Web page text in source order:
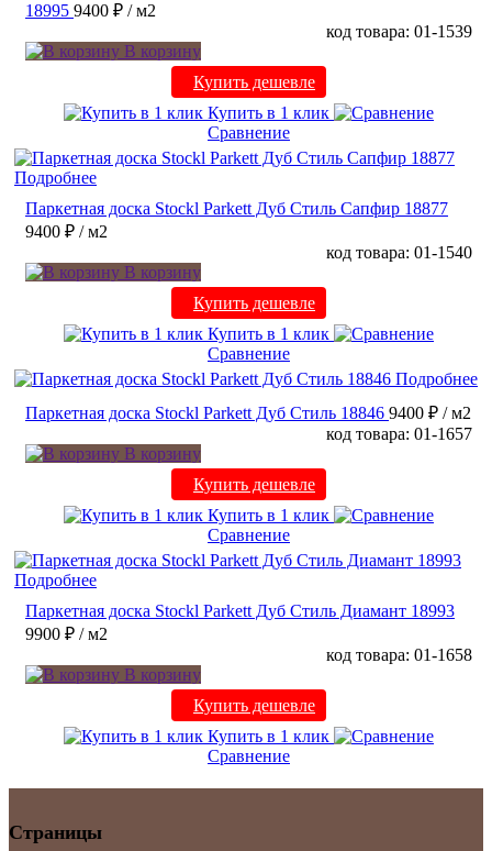
18995 9400 ₽ / м2
код товара: 01-1539
В корзину
Купить дешевле
Купить в 1 клик
Сравнение
Подробнее
Паркетная доска Stockl Parkett Дуб Стиль Сапфир 18877
9400 ₽ / м2
код товара: 01-1540
В корзину
Купить дешевле
Купить в 1 клик
Сравнение
Подробнее
Паркетная доска Stockl Parkett Дуб Стиль 18846 9400 ₽ / м2
код товара: 01-1657
В корзину
Купить дешевле
Купить в 1 клик
Сравнение
Подробнее
Паркетная доска Stockl Parkett Дуб Стиль Диамант 18993
9900 ₽ / м2
код товара: 01-1658
В корзину
Купить дешевле
Купить в 1 клик
Сравнение
Страницы